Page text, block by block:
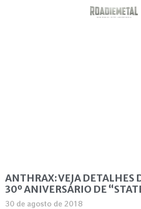
ANTHRAX: VEJA DETALHES
30º ANIVERSÁRIO DE
30 de agosto de 2018